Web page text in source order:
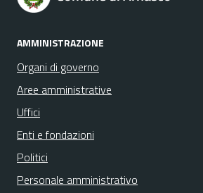
AMMINISTRAZIONE
Organi di governo
Aree amministrative
Uffici
Enti e fondazioni
Politici
Personale amministrativo